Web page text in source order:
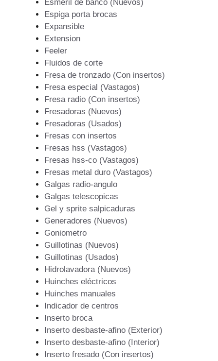
Esmeril de banco (Nuevos)
Espiga porta brocas
Expansible
Extension
Feeler
Fluidos de corte
Fresa de tronzado (Con insertos)
Fresa especial (Vastagos)
Fresa radio (Con insertos)
Fresadoras (Nuevos)
Fresadoras (Usados)
Fresas con insertos
Fresas hss (Vastagos)
Fresas hss-co (Vastagos)
Fresas metal duro (Vastagos)
Galgas radio-angulo
Galgas telescopicas
Gel y sprite salpicaduras
Generadores (Nuevos)
Goniometro
Guillotinas (Nuevos)
Guillotinas (Usados)
Hidrolavadora (Nuevos)
Huinches eléctricos
Huinches manuales
Indicador de centros
Inserto broca
Inserto desbaste-afino (Exterior)
Inserto desbaste-afino (Interior)
Inserto fresado (Con insertos)